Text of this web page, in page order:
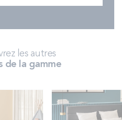
les autres
de la gamme